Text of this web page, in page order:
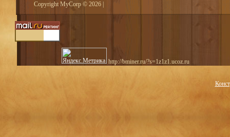
Copyright MyCorp © 2026
http://bminer.ru/?s=1z1z1.ucoz.ru